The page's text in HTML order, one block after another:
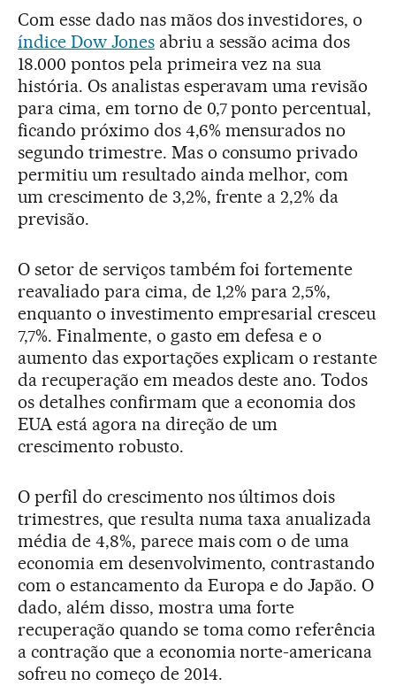
Com esse dado nas mãos dos investidores, o
índice Dow Jonesabriu a sessão acima dos
18.000 pontos pela primeira vez na sua
história. Os analistas esperavam uma revisão
para cima, em torno de 0,7 ponto percentual,
ficando próximo dos 4,6% mensurados no
segundo trimestre. Mas o consumo privado
permitiu um resultado ainda melhor, com
um crescimento de 3,2%, frente a 2,2% da
previsão.
O setor de serviços também foi fortemente
reavaliado para cima, de 1,2% para 2,5%,
enquanto o investimento empresarial cresceu
7,7%. Finalmente, o gasto em defesa e o
aumento das exportações explicam o restante
da recuperação em meados deste ano. Todos
os detalhes confirmam que a economia dos
EUA está agora na direção de um
crescimento robusto.
O perfil do crescimento nos últimos dois
trimestres, que resulta numa taxa anualizada
média de 4,8%, parece mais com o de uma
economia em desenvolvimento, contrastando
com o estancamento da Europa e do Japão. O
dado, além disso, mostra uma forte
recuperação quando se toma como referência
a contração que a economia norte-americana
sofreu no começo de 2014.